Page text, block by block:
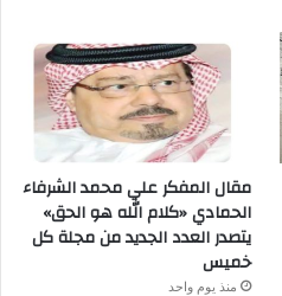
مقال المفكر علي محمد الشرفاء
الحمادي «كلام الله هو الحق»
يتصدر العدد الجديد من مجلة كل
خميس
منذ يوم واحد